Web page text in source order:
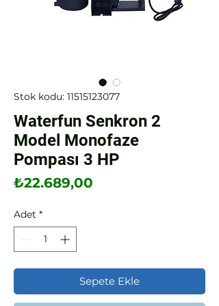
Stok kodu: 11515123077
Waterfun Senkron 2
Model Monofaze
Pompası 3 HP
₺22.689,00
Adet *
Sepete Ekle